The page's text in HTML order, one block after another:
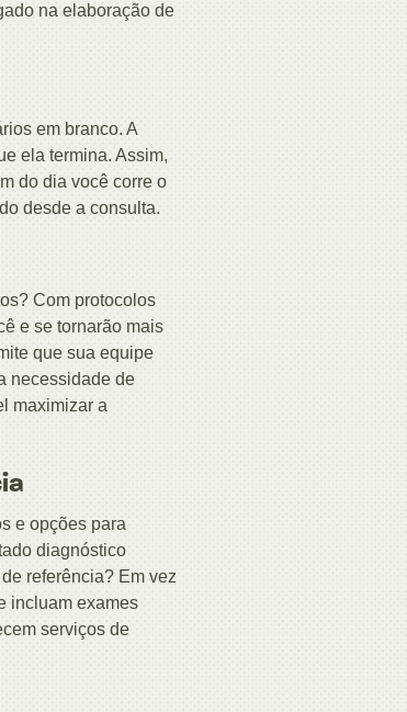
na elaboração de
em branco. A
ela termina. Assim,
do dia você corre o
desde a consulta.
Com protocolos
e se tornarão mais
que sua equipe
necessidade de
maximizar a
e opções para
diagnóstico
referência? Em vez
incluam exames
serviços de